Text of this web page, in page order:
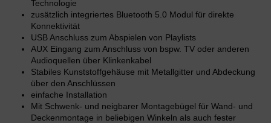
Technologie
zusätzlich integriertes Bluetooth 5.0 Modul für direkte
Konnektivität
USB Anschluss zum Abspielen von Playlists
AUX Eingang zum Anschluss von bspw. TV oder anderen
Audioquellen über Klinkenkabel
Stabiles Kunststoffgehäuse mit Metallgitter und Abdeckung
über den Anschlüssen
einfache Installation
Mit Schwenk- und neigbarer Montagebügel für Wand- und
Deckenmontage in beliebigen Winkeln als auch fester